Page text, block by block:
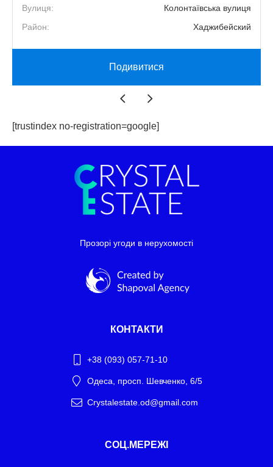
Вулиця:
Колонтаївська вулиця
Район:
Хаджибейский
Подивитися
[trustindex no-registration=google]
Прозорі угоди в нерухомості
КОНТАКТИ
+38 (093) 057-71-10
Одеса, просп. Шевченко, 6/5
Crystalestate.od@gmail.com
СОЦ.МЕРЕЖІ